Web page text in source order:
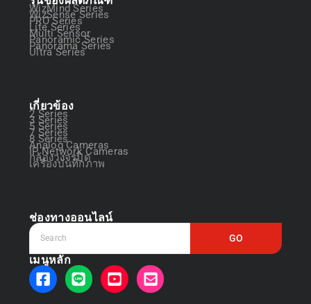
WizMind Series
WizSense Series
PRO Series
Lite Series
Multi Sensor
Panoramic Series
Panorama Series
Ultra Series
เกี่ยวข้อง
2 Series
3 Series
5 Series
7 Series
8 Series
Analog Cameras
IP Network Cameras
กล้องวงจรปิด
เครื่องบันทึกภาพ
ช่องทางออนไลน์
GO
เมนูหลัก